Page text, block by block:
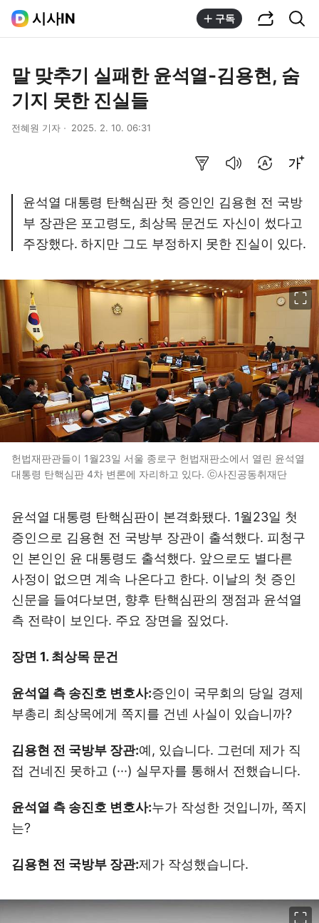
시사IN 구독
말 맞추기 실패한 윤석열-김용현, 숨
기지 못한 진실들
전혜원 기자 2025. 2. 10. 06:31
윤석열 대통령 탄핵심판 첫 증인인 김용현 전 국방
부 장관은 포고령도, 최상목 문건도 자신이 썼다고
주장했다. 하지만 그도 부정하지 못한 진실이 있다.
헌법재판관들이 1월23일 서울 종로구 헌법재판소에서 열린 윤석열
대통령 탄핵심판 4차 변론에 자리하고 있다. ⓒ사진공동취재단
윤석열 대통령 탄핵심판이 본격화됐다. 1월23일 첫
증인으로 김용현 전 국방부 장관이 출석했다. 피청구
인 본인인 윤 대통령도 출석했다. 앞으로도 별다른
사정이 없으면 계속 나온다고 한다. 이날의 첫 증인
신문을 들여다보면, 향후 탄핵심판의 쟁점과 윤석열
측 전략이 보인다. 주요 장면을 짚었다.
장면 1. 최상목 문건
윤석열 측 송진호 변호사:증인이 국무회의 당일 경제
부총리 최상목에게 쪽지를 건넨 사실이 있습니까?
김용현 전 국방부 장관:예, 있습니다. 그런데 제가 직
접 건네진 못하고 (···) 실무자를 통해서 전했습니다.
윤석열 측 송진호 변호사:누가 작성한 것입니까, 쪽지
는?
김용현 전 국방부 장관:제가 작성했습니다.